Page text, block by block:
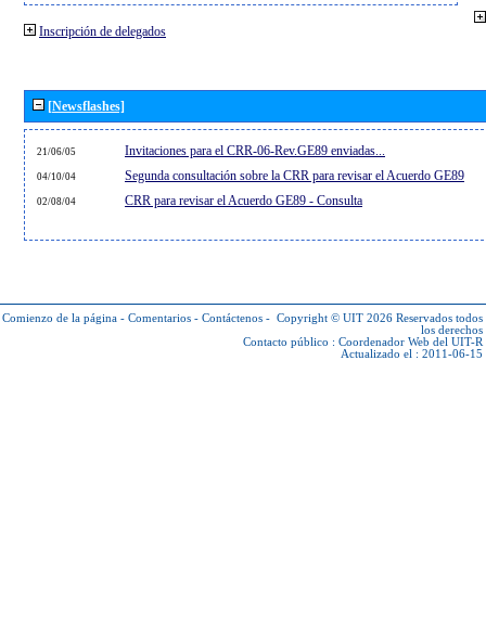
Inscripción de delegados
[Newsflashes]
21/06/05 Invitaciones para el CRR-06-Rev.GE89 enviadas...
04/10/04 Segunda consultación sobre la CRR para revisar el Acuerdo GE89
02/08/04 CRR para revisar el Acuerdo GE89 - Consulta
Comienzo de la página - Comentarios - Contáctenos - Copyright © UIT 2026 Reservados todos
los derechos
Contacto público : Coordenador Web del UIT-R
Actualizado el : 2011-06-15